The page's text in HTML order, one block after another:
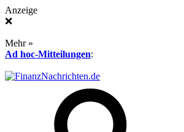
Anzeige
❌
Mehr »
Ad hoc-Mitteilungen: